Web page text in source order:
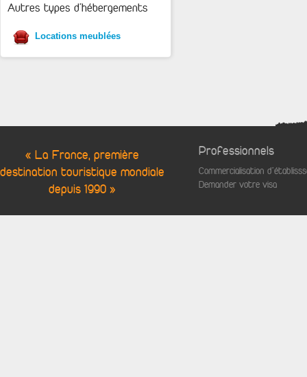
Autres types d'hébergements
Locations meublées
« La France, première
destination touristique mondiale
depuis 1990 »
Professionnels
Commercialisation
Demander votre visa